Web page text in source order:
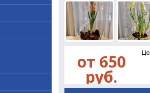
от 650
руб.